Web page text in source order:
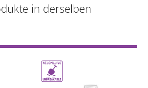
in derselben